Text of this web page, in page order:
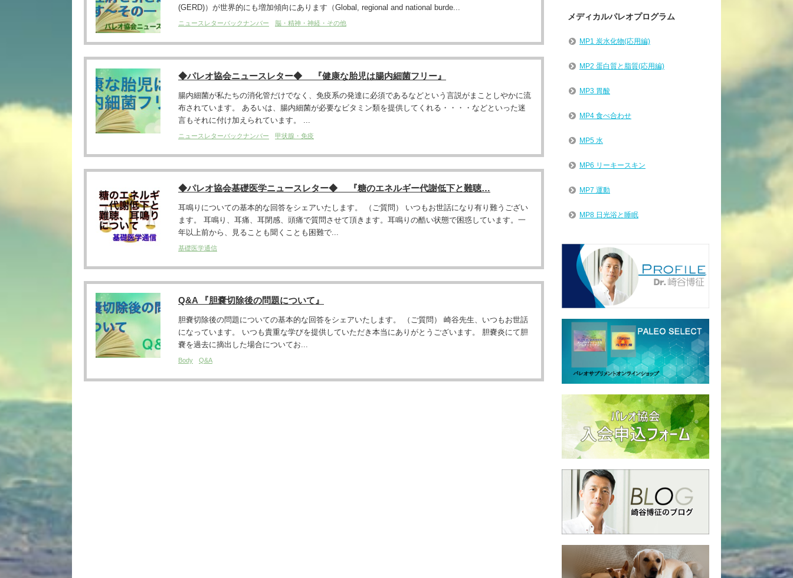
(GERD)）が世界的にも増加傾向にあります（Global, regional and national burde...
ニュースレターバックナンバー 脳・精神・神経・その他
◆パレオ協会ニュースレター◆ 『健康な胎児は腸内細菌フリー』
腸内細菌が私たちの消化管だけでなく、免疫系の発達に必須であるなどという言説がまことしやかに流
布されています。 あるいは、腸内細菌が必要なビタミン類を提供してくれる・・・・などといった迷
言もそれに付け加えられています。 ...
ニュースレターバックナンバー 甲状腺・免疫
◆パレオ協会基礎医学ニュースレター◆ 『糖のエネルギー代謝低下と難聴…
耳鳴りについての基本的な回答をシェアいたします。 （ご質問） いつもお世話になり有り難うござい
ます。 耳鳴り、耳痛、耳閉感、頭痛で質問させて頂きます。耳鳴りの酷い状態で困惑しています。一
年以上前から、見ることも聞くことも困難で...
基礎医学通信
Q&A 『胆嚢切除後の問題について』
胆嚢切除後の問題についての基本的な回答をシェアいたします。 （ご質問） 崎谷先生、いつもお世話
になっています。 いつも貴重な学びを提供していただき本当にありがとうございます。 胆嚢炎にて胆
嚢を過去に摘出した場合についてお...
Body Q&A
メディカルパレオプログラム
MP1 炭水化物(応用編)
MP2 蛋白質と脂質(応用編)
MP3 胃酸
MP4 食べ合わせ
MP5 水
MP6 リーキースキン
MP7 運動
MP8 日光浴と睡眠